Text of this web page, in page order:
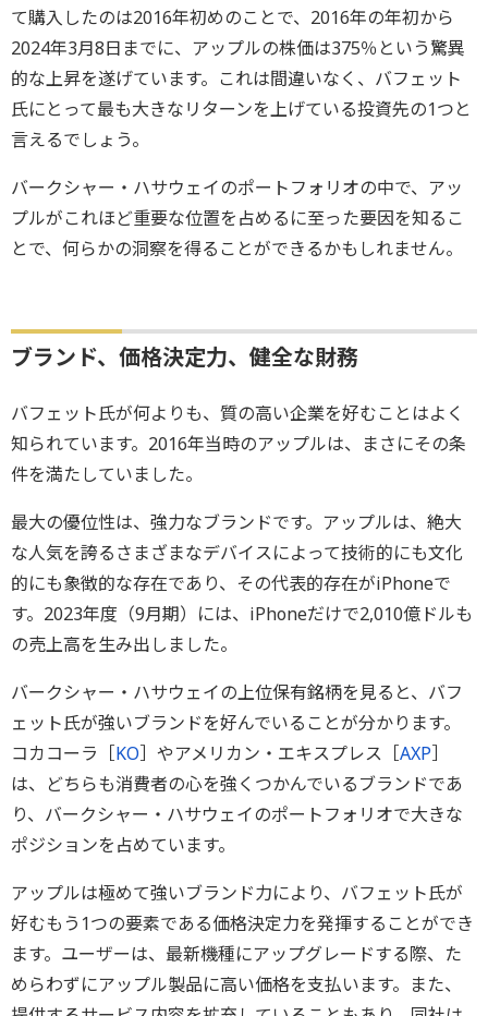
て購入したのは2016年初めのことで、2016年の年初から
2024年3月8日までに、アップルの株価は375％という驚異
的な上昇を遂げています。これは間違いなく、バフェット
氏にとって最も大きなリターンを上げている投資先の1つと
言えるでしょう。
バークシャー・ハサウェイのポートフォリオの中で、アッ
プルがこれほど重要な位置を占めるに至った要因を知るこ
とで、何らかの洞察を得ることができるかもしれません。
ブランド、価格決定力、健全な財務
バフェット氏が何よりも、質の高い企業を好むことはよく
知られています。2016年当時のアップルは、まさにその条
件を満たしていました。
最大の優位性は、強力なブランドです。アップルは、絶大
な人気を誇るさまざまなデバイスによって技術的にも文化
的にも象徴的な存在であり、その代表的存在がiPhoneで
す。2023年度（9月期）には、iPhoneだけで2,010億ドルも
の売上高を生み出しました。
バークシャー・ハサウェイの上位保有銘柄を見ると、バフ
ェット氏が強いブランドを好んでいることが分かります。
コカコーラ［KO］やアメリカン・エキスプレス［AXP］
は、どちらも消費者の心を強くつかんでいるブランドであ
り、バークシャー・ハサウェイのポートフォリオで大きな
ポジションを占めています。
アップルは極めて強いブランド力により、バフェット氏が
好むもう1つの要素である価格決定力を発揮することができ
ます。ユーザーは、最新機種にアップグレードする際、た
めらわずにアップル製品に高い価格を支払います。また、